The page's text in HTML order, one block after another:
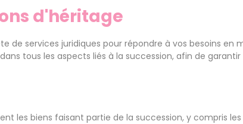
d'héritage
de services juridiques pour répondre à vos besoins en
tous les aspects liés à la succession, afin de
les biens faisant partie de la succession, y compris